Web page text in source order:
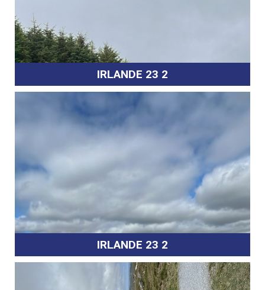
IRLANDE 23 2
IRLANDE 23 2